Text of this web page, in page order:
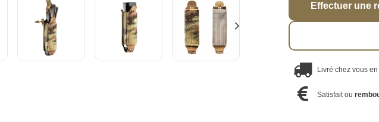
Effectuer une
Livré chez vous
Satisfait ou